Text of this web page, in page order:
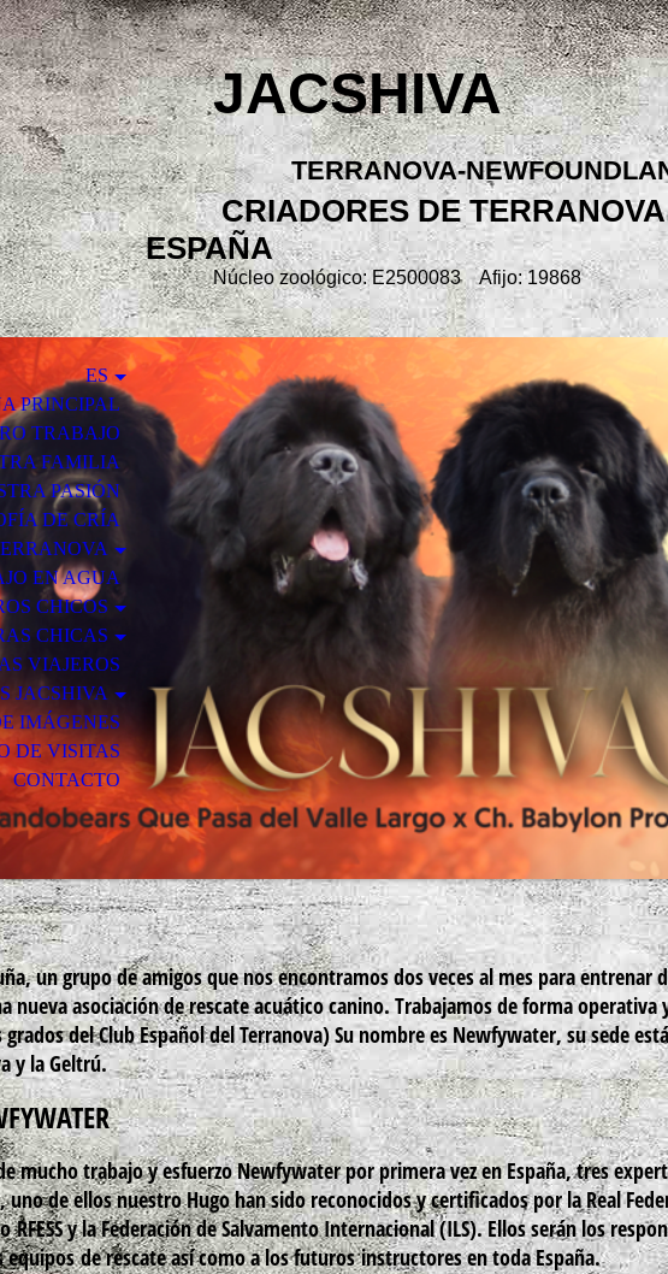
JACSHIVA
TERRANOVA-
CRIADORES DE
ESPAÑA
Núcleo zoológico: E2500083 Afijo: 19868
ES
PRINCIPAL
TRABAJO
FAMILIA
PASIÓN
DE CRÍA
EN AGUA
CHICOS
CHICAS
VIAJEROS
JACSHIVA
IMÁGENES
DE VISITAS
CONTACTO
un grupo de amigos que nos encontramos dos veces al mes para entrenar
nueva asociación de rescate acuático canino. Trabajamos de forma operativa
del Club Español del Terranova) Su nombre es Newfywater, su sede
y la Geltrú.
mucho trabajo y esfuerzo Newfywater por primera vez en España, tres
de ellos nuestro Hugo han sido reconocidos y certificados por la Real
RFESS y la Federación de Salvamento Internacional (ILS). Ellos serán los
de rescate así como a los futuros instructores en toda España.